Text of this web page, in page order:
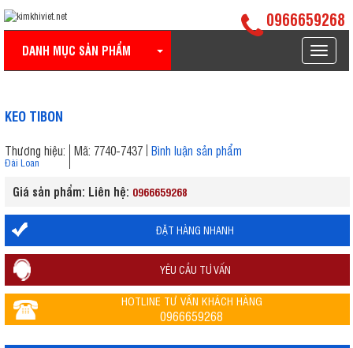
Toggle
DANH MỤC SẢN PHẨM
0966659268
KEO TIBON
Thương hiệu:
Đài Loan
Mã: 7740-7437 Bình luận sản phẩm
Giá sản phẩm: Liên hệ: 0966659268
ĐẶT HÀNG NHANH
YÊU CẦU TƯ VẤN
HOTLINE TƯ VẤN KHÁCH HÀNG
0966659268